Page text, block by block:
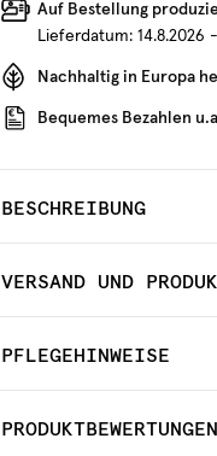
Auf Bestellung
Lieferdatum: 14.8.2026
Nachhaltig in Europa
Bequemes Bezahlen
BESCHREIBUNG
VERSAND UND
PFLEGEHINWEISE
PRODUKTBEWERTUNGEN